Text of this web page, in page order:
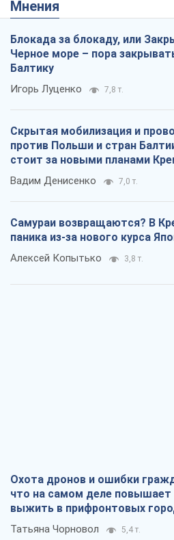
Мнения
Блокада за блокаду, или
Черное море – пора
Балтику
Игорь Луценко 7,8 т.
Скрытая мобилизация и
против Польши и стран
стоит за новыми планами
Вадим Денисенко 7,0 т.
Самураи возвращаются? В
паника из-за нового курса
Алексей Копытько 3,8 т.
Охота дронов и ошибки
что на самом деле
выжить в прифронтовых
Татьяна Чорновол 5,4 т.